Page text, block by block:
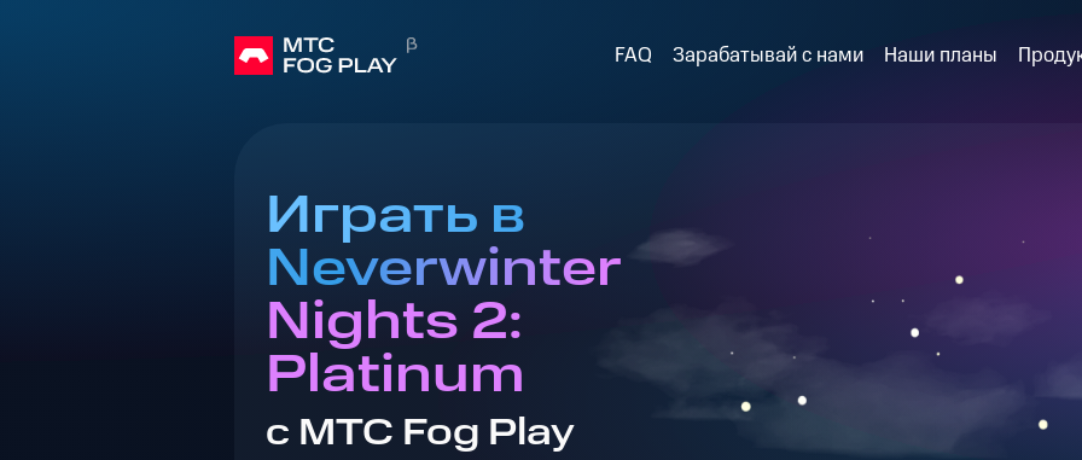
FAQ Зарабатывай с нами Наши планы
Играть в
Neverwinter
Nights 2:
Platinum
с МТС Fog Play